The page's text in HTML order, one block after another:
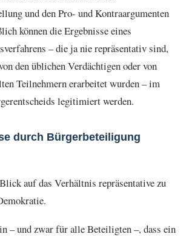
und den Pro- und Kontraargumenten
können die Ergebnisse eines
– die ja nie repräsentativ sind,
den üblichen Verdächtigen oder von
Teilnehmern erarbeitet wurden – im
legitimiert werden.
durch Bürgerbeteiligung
auf das Verhältnis repräsentative zu
– und zwar für alle Beteiligten –, dass ein